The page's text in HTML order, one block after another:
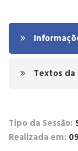
Textos da
Tipo da Sessão:
Realizada em: